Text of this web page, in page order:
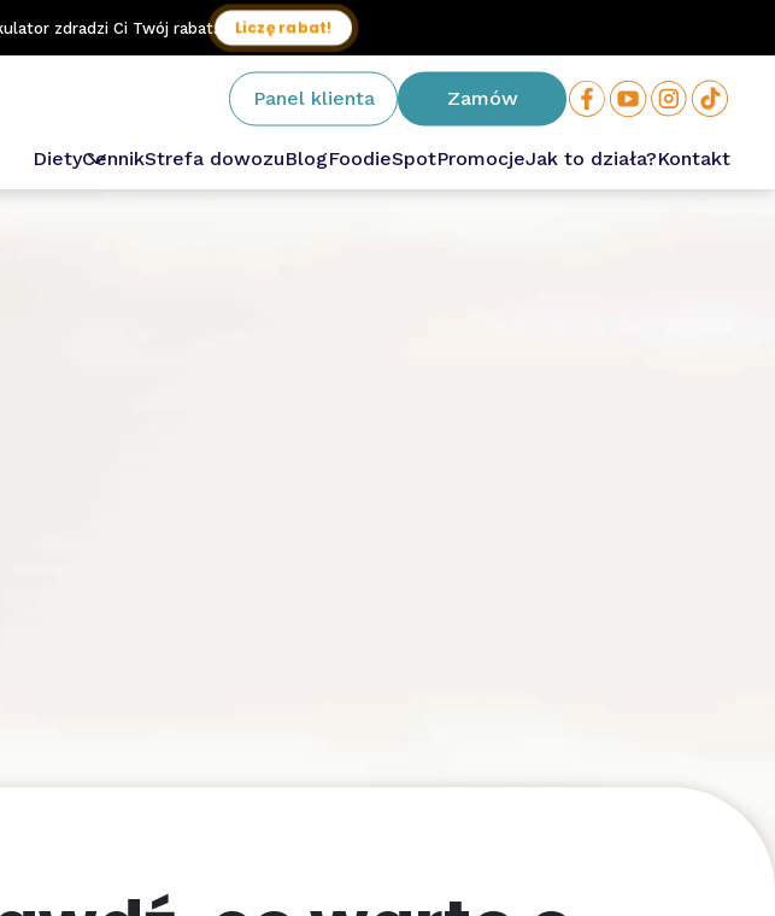
zdradzi Ci Twój rabat. Liczę rabat!
Panel klienta Zamów
DietyCennikStrefa dowozuBlogFoodieSpotPromocjeJak to działa?Kontakt